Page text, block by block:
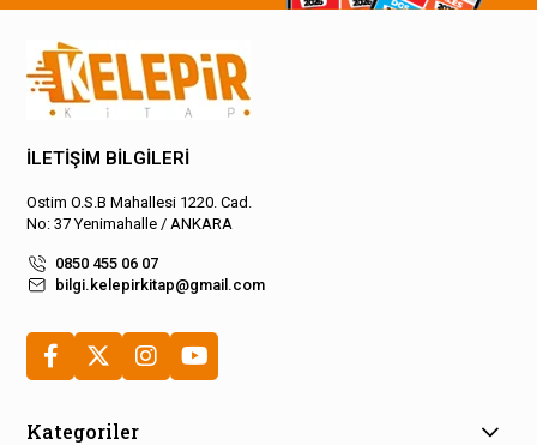
İLETİŞİM BİLGİLERİ
Ostim O.S.B Mahallesi 1220. Cad.
No: 37 Yenimahalle / ANKARA
0850 455 06 07
bilgi.kelepirkitap@gmail.com
Kategoriler